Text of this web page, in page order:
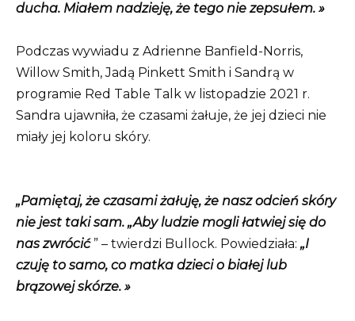
ducha. Miałem nadzieję, że tego nie zepsułem. »
Podczas wywiadu z Adrienne Banfield-Norris,
Willow Smith, Jadą Pinkett Smith i Sandrą w
programie Red Table Talk w listopadzie 2021 r.
Sandra ujawniła, że ​​czasami żałuje, że jej dzieci nie
miały jej koloru skóry.
„Pamiętaj, że czasami żałuję, że nasz odcień skóry
nie jest taki sam. „Aby ludzie mogli łatwiej się do
nas zwrócić” – twierdzi Bullock. Powiedziała: „I
czuję to samo, co matka dzieci o białej lub
brązowej skórze. »